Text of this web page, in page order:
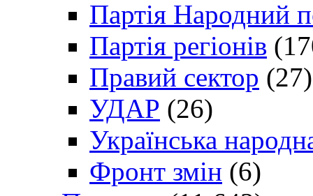
Партія Народний
Партія регіонів
Правий сектор (27)
УДАР (26)
Українська
Фронт змін (6)